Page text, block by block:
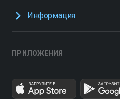
Информация
ПРИЛОЖЕНИЯ